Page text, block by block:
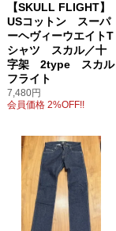
【SKULL FLIGHT】
USコットン スーパ
ーヘヴィーウエイトT
シャツ スカル／十
字架 2type スカル
フライト
7,480円
会員価格 2%OFF!!